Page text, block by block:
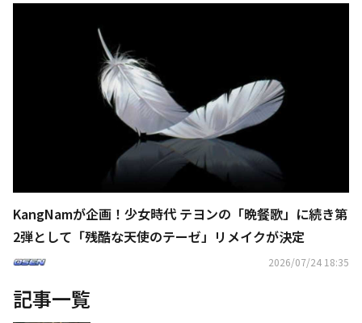
KangNamが企画！少女時代 テヨンの「晩餐歌」に続き第
2弾として「残酷な天使のテーゼ」リメイクが決定
2026/07/24 18:35
記事一覧